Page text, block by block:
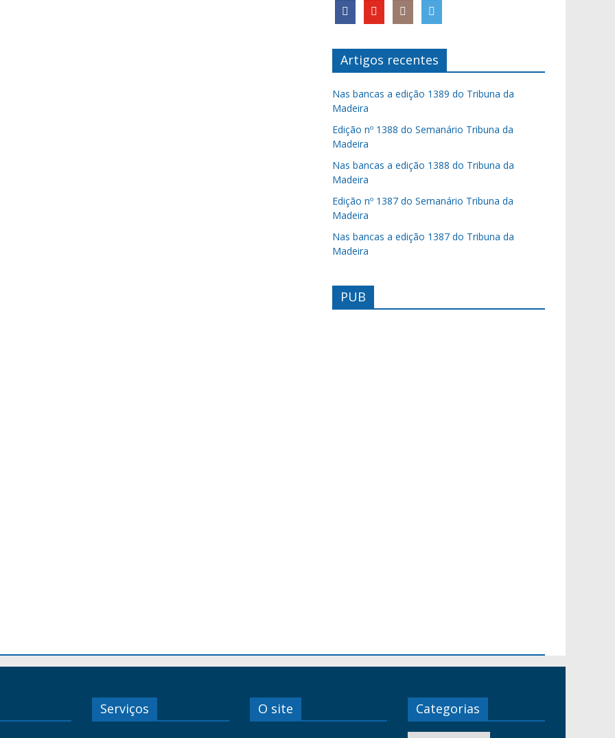
Artigos recentes
Nas bancas a edição 1389 do Tribuna da
Madeira
Edição nº 1388 do Semanário Tribuna da
Madeira
Nas bancas a edição 1388 do Tribuna da
Madeira
Edição nº 1387 do Semanário Tribuna da
Madeira
Nas bancas a edição 1387 do Tribuna da
Madeira
PUB
Serviços O site Categorias